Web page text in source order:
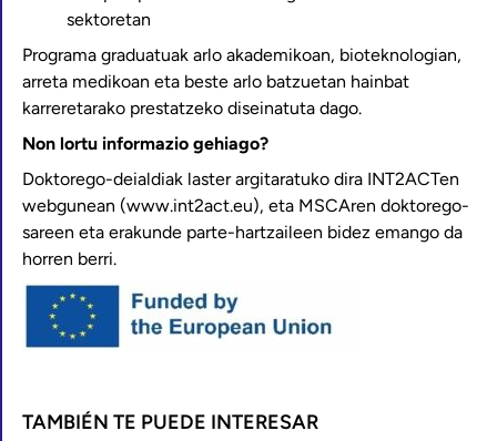
sektoretan
Programa graduatuak arlo akademikoan, bioteknologian,
arreta medikoan eta beste arlo batzuetan hainbat
karreretarako prestatzeko diseinatuta dago.
Non lortu informazio gehiago?
Doktorego-deialdiak laster argitaratuko dira INT2ACTen
webgunean (www.int2act.eu), eta MSCAren doktorego-
sareen eta erakunde parte-hartzaileen bidez emango da
horren berri.
TAMBIÉN TE PUEDE INTERESAR